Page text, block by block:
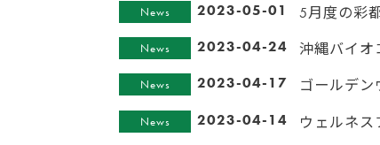
News 2023-05-01 5月度の彩
News 2023-04-24 沖縄バイオ
News 2023-04-17 ゴールデ
News 2023-04-14 ウェルネ